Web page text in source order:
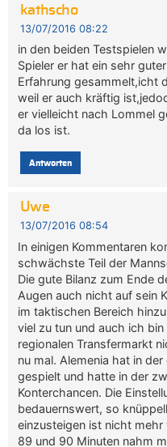
kathscho
13/07/2016 08:22
in den beiden Testspielen
Spieler er hat ein sehr
Erfahrung gesammelt,icht
weil er auch kräftig
er vielleicht nach Lommel
da los ist.
Antworten
Uwe
13/07/2016 08:54
In einigen Kommentaren
schwächste Teil der
Die gute Bilanz zum Ende
Augen auch nicht auf sein
im taktischen Bereich
viel zu tun und auch ich
regionalen Transfermarkt
nu mal. Alemenia hat in
gespielt und hatte in der
Konterchancen. Die
bedauernswert, so
einzusteigen ist nicht
89 und 90 Minuten nahm